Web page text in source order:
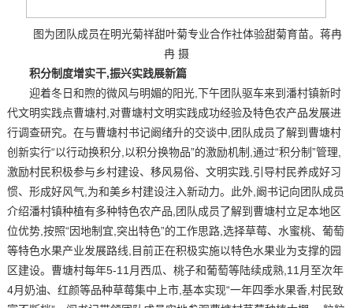
图为团队成员在明光菊祥甜叶菊专业合作社体验甜菊育苗。蒋冉
冉 摄
积分制度增实干,振兴实践展新篇
迎着冬日和煦的微风与明媚的阳光,下午团队驱车来到潘村镇新时
代文明实践点曹塘村,对曹塘村文明实践成功经验及特色农产品发展进
行调查研究。在与曹塘村书记阚绪升的交谈中,团队成员了解到曹塘村
创新实行“以行动换积分,以积分换物品”的激励机制,通过“积分制”管理,
激励村民积极参与乡村建设、移风易俗、文明实践,引导村民养成好习
惯、形成好风气,为和美乡村建设注入新动力。此外,阚书记向团队成员
介绍潘村镇种植有多种特色农产品,团队成员了解到曹塘村立足本地区
位优势,按照“因地制宜,突出特色”的工作思路,选择草莓、水蜜桃、葡萄
等特色水果产业发展路线,目前正在积极实施以特色水果业为支撑的园
区建设。曹塘村每年5-11月西瓜、桃子和葡萄等陆续成熟,11月至次年
4月奶油、红颜等品种草莓集中上市,基本实现“一年四季水果香,村民致